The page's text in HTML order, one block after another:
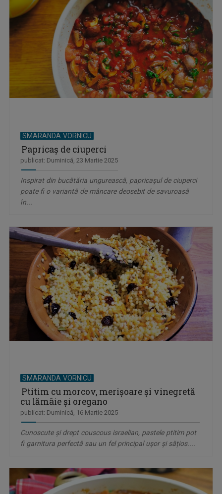
SMARANDA VORNICU
Papricaş de ciuperci
publicat: Duminică, 23 Martie 2025
Inspirat din bucătăria ungurească, papricaşul de ciuperci
poate fi o variantă de mâncare deosebit de savuroasă
în...
SMARANDA VORNICU
Ptitim cu morcov, merișoare și vinegretă
cu lămâie și oregano
publicat: Duminică, 16 Martie 2025
Cunoscute și drept couscous israelian, pastele ptitim pot
fi garnitura perfectă sau un fel principal ușor și sățios....